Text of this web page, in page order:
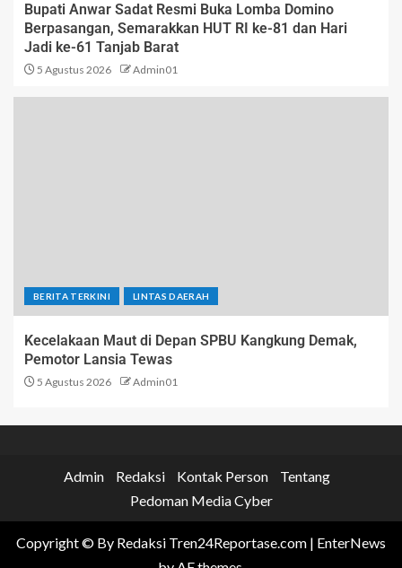
Bupati Anwar Sadat Resmi Buka Lomba Domino
Berpasangan, Semarakkan HUT RI ke-81 dan Hari
Jadi ke-61 Tanjab Barat
5 Agustus 2026 Admin01
BERITA TERKINI LINTAS DAERAH
Kecelakaan Maut di Depan SPBU Kangkung Demak,
Pemotor Lansia Tewas
5 Agustus 2026 Admin01
Admin Redaksi Kontak Person
Tentang
Pedoman Media Cyber
Copyright © By Redaksi Tren24Reportase.com | EnterNews